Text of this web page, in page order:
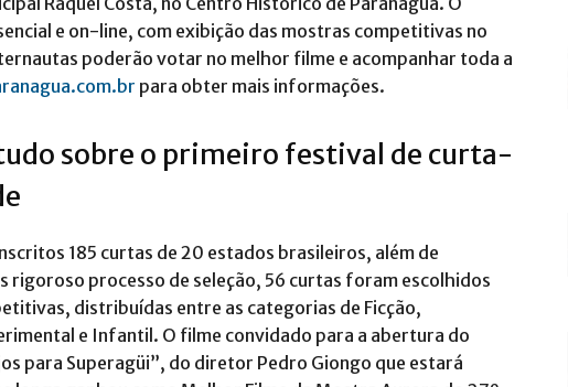
e on-line, com exibição das mostras competitivas no
poderão votar no melhor filme e acompanhar toda a
para obter mais informações.
sobre o primeiro festival de curta-
185 curtas de 20 estados brasileiros, além de
rigoroso processo de seleção, 56 curtas foram escolhidos
distribuídas entre as categorias de Ficção,
e Infantil. O filme convidado para a abertura do
para Superagüi”, do diretor Pedro Giongo que estará